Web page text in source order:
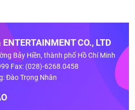
CO., LTD
Bảy Hiền, thành phố Hồ Chí Minh
Fax: (028)-6268.0458
Đào Trọng Nhân